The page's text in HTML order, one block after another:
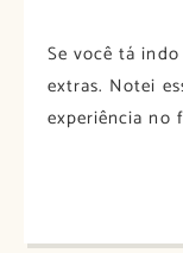
Se você tá
extras. Notei
experiência no